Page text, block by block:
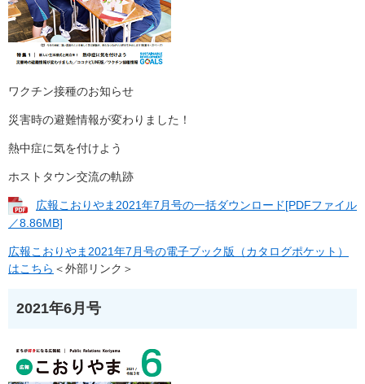
ワクチン接種のお知らせ
災害時の避難情報が変わりました！
熱中症に気を付けよう
ホストタウン交流の軌跡
広報こおりやま2021年7月号の一括ダウンロード[PDFファイル
／8.86MB]
広報こおりやま2021年7月号の電子ブック版（カタログポケット）
はこちら ＜外部リンク＞
2021年6月号